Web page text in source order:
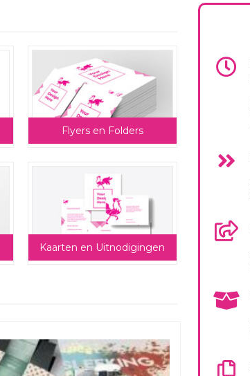
Flyers en Folders
Kaarten en Uitnodigingen